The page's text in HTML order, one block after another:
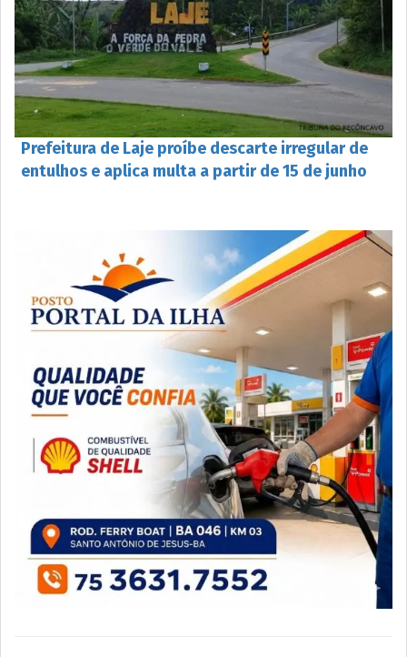
Prefeitura de Laje proíbe descarte irregular de
entulhos e aplica multa a partir de 15 de junho